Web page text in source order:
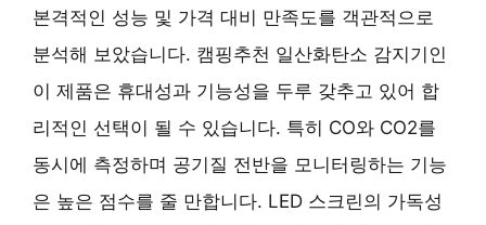
본격적인 성능 및 가격 대비 만족도를 객관적으로
분석해 보았습니다. 캠핑추천 일산화탄소 감지기인
이 제품은 휴대성과 기능성을 두루 갖추고 있어 합
리적인 선택이 될 수 있습니다. 특히 CO와 CO2를
동시에 측정하며 공기질 전반을 모니터링하는 기능
은 높은 점수를 줄 만합니다. LED 스크린의 가독성